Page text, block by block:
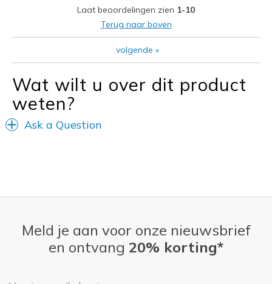
Feels true to size
I'm Really Into Shoes
Laat beoordelingen zien 1-10
Terug naar boven
volgende »
Wat wilt u over dit product
weten?
Ask a Question
Meld je aan voor onze nieuwsbrief
en ontvang 20% korting*
E-mailadres